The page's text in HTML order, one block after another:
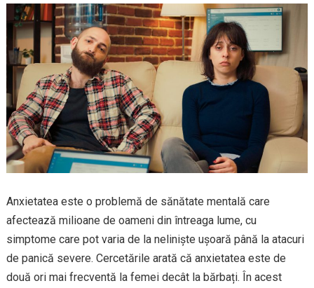
Anxietatea este o problemă de sănătate mentală care
afectează milioane de oameni din întreaga lume, cu
simptome care pot varia de la neliniște ușoară până la atacuri
de panică severe. Cercetările arată că anxietatea este de
două ori mai frecventă la femei decât la bărbați. În acest